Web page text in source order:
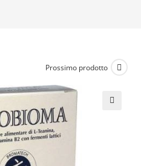
Prossimo prodotto